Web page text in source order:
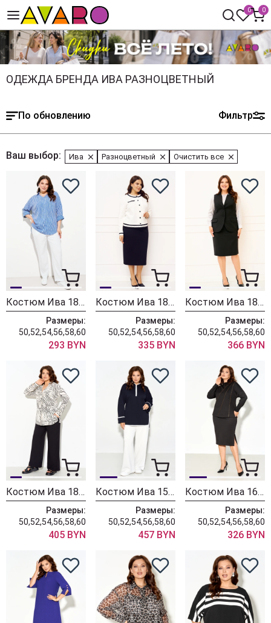
0 0
ОДЕЖДА БРЕНДА ИВА РАЗНОЦВЕТНЫЙ
По обновлению Фильтр
Ваш выбор: Ива Разноцветный Очистить все
Костюм Ива 1869
Размеры:
50,52,54,56,58,60
293 BYN
Костюм Ива 1854
Размеры:
50,52,54,56,58,60
335 BYN
Костюм Ива 1827 черный
Размеры:
50,52,54,56,58,60
366 BYN
Костюм Ива 1806
Размеры:
50,52,54,56,58,60
405 BYN
Костюм Ива 1573
Размеры:
50,52,54,56,58,60
457 BYN
Костюм Ива 1625
Размеры:
50,52,54,56,58,60
326 BYN